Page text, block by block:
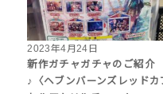
2023年4月24日
新作ガチャガチャのご紹介
♪〈ヘブンバーンズレッドカ